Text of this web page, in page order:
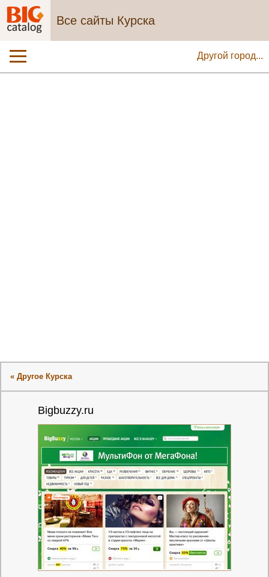
Все сайты Курска
Другой город...
« Другое Курска
Bigbuzzy.ru